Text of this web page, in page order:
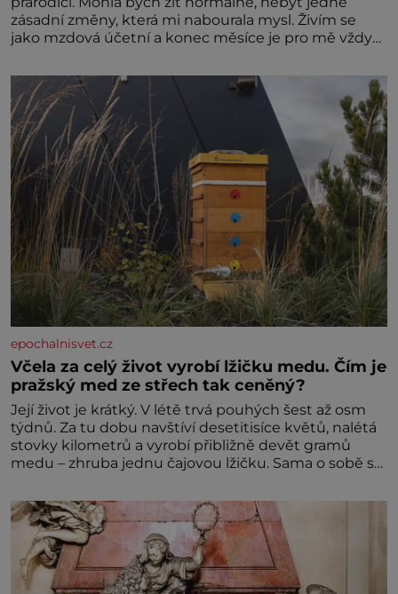
zásadní změny, která mi nabourala mysl. Živím se
jako mzdová účetní a konec měsíce je pro mě vždy
máme vnoučata, mi dcera čím dál častěji volá o
pomoc, co se hlídání týče. Dalo by se
epochalnisvet.cz
Včela za celý život vyrobí lžičku medu. Čím je
pražský med ze střech tak ceněný?
Její život je krátký. V létě trvá pouhých šest až osm
týdnů. Za tu dobu navštíví desetitisíce květů, nalétá
stovky kilometrů a vyrobí přibližně devět gramů
medu – zhruba jednu čajovou lžičku. Sama o sobě se
dalšími desítkami tisíc příslušnic svého včelstva,
vznikne jeden z nejdokonalejších organismů